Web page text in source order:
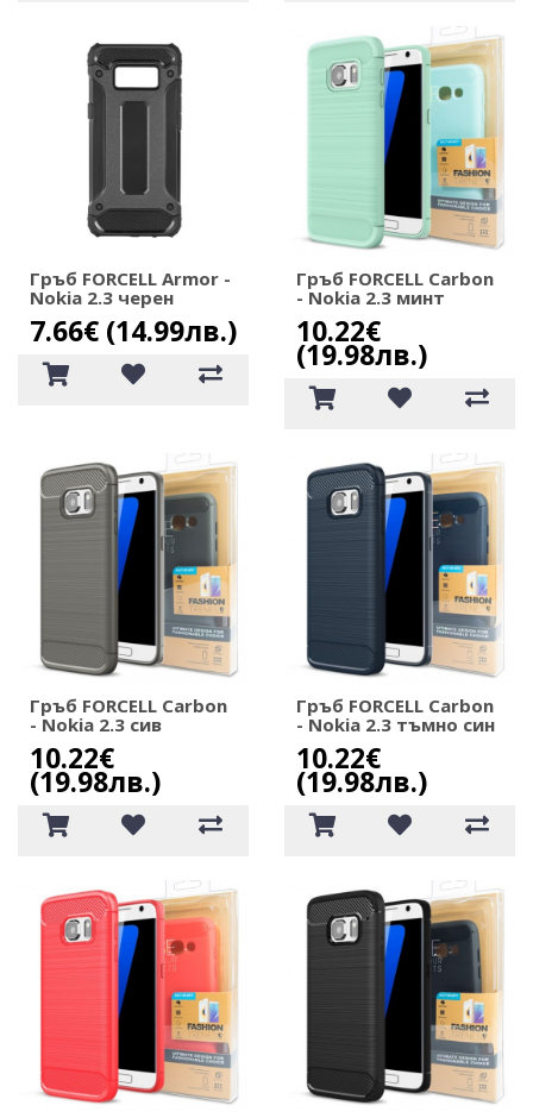
Гръб FORCELL Armor -
Nokia 2.3 черен
7.66€ (14.99лв.)
Гръб FORCELL Carbon
- Nokia 2.3 минт
10.22€
(19.98лв.)
Гръб FORCELL Carbon
- Nokia 2.3 сив
10.22€
(19.98лв.)
Гръб FORCELL Carbon
- Nokia 2.3 тъмно син
10.22€
(19.98лв.)